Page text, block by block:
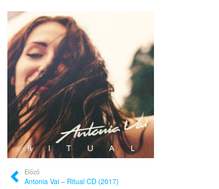
Előző
Antonia Vai – Ritual CD (2017)